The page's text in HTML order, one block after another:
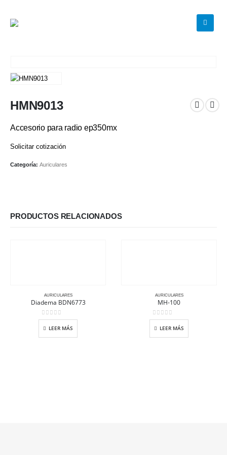
HMN9013
Accesorio para radio ep350mx
Solicitar cotización
Categoría: Auriculares
PRODUCTOS RELACIONADOS
AURICULARES
Diadema BDN6773
0out of 5
LEER MÁS
AURICULARES
MH-100
0out of 5
LEER MÁS